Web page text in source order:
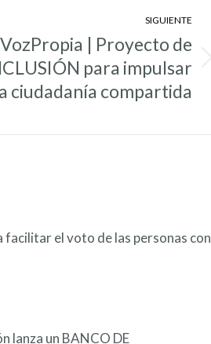
SIGUIENTE
| Proyecto de
para impulsar
ciudadanía compartida
facilitar el voto de las personas con
lanza un BANCO DE